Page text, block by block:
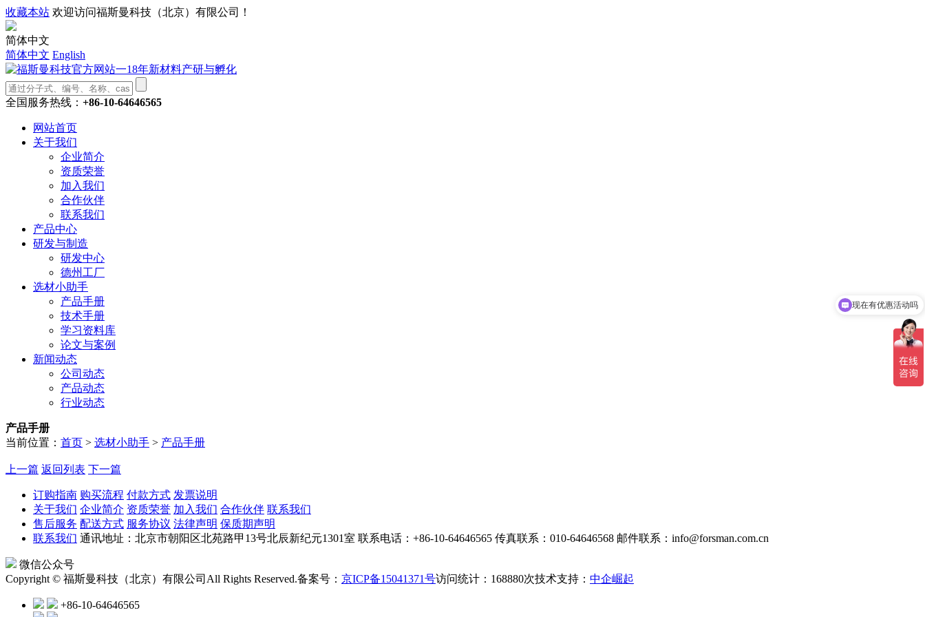
收藏本站 欢迎访问福斯曼科技（北京）有限公司！
简体中文
简体中文 English
全国服务热线： +86-10-64646565
网站首页
关于我们
企业简介
资质荣誉
加入我们
合作伙伴
联系我们
产品中心
研发与制造
研发中心
德州工厂
选材小助手
产品手册
技术手册
学习资料库
论文与案例
新闻动态
公司动态
产品动态
行业动态
产品手册
当前位置： 首页 > 选材小助手 > 产品手册
上一篇 返回列表 下一篇
订购指南 购买流程 付款方式 发票说明
关于我们 企业简介 资质荣誉 加入我们 合作伙伴 联系我们
售后服务 配送方式 服务协议 法律声明 保质期声明
联系我们 通讯地址：北京市朝阳区北苑路甲13号北辰新纪元1301室 联系电话：+86-10-64646565 传真联系：010-64646568 邮件联系：info@forsman.com.cn
微信公众号
Copyright © 福斯曼科技（北京）有限公司All Rights Reserved.备案号： 京ICP备15041371号访问统计：168880次技术支持： 中企崛起
+86-10-64646565
现在有优惠活动吗